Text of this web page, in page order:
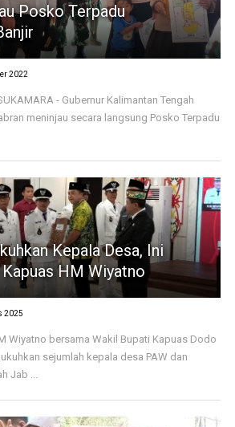
Posko Terpadu
2022
- Gubernur Kalimantan Tengah
meninjau secara langsung Posko Terpadu
Kepala Desa, Ini
HM Wiyatno
2025
Wiyatno bersama Wakil Bupati Kapuas Dodo
sejumlah kepala desa PAW dan
Jab ...